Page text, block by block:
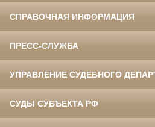
СПРАВОЧНАЯ ИНФОРМАЦИЯ
ПРЕСС-СЛУЖБА
УПРАВЛЕНИЕ СУДЕБНОГО
СУДЫ СУБЪЕКТА РФ